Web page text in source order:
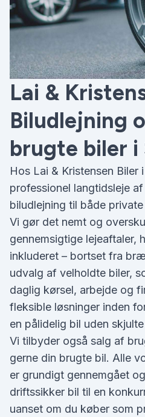
Lai &
Biludlejning
brugte biler i
Hos Lai & Kristensen Biler
professionel langtidsleje
biludlejning til både
Vi gør det nemt og
gennemsigtige lejeaftaler,
inkluderet – bortset fra
udvalg af velholdte biler,
daglig kørsel, arbejde og
fleksible løsninger inden
en pålidelig bil uden
Vi tilbyder også salg af
gerne din brugte bil. Alle
er grundigt gennemgået
driftssikker bil til en
uanset om du køber som